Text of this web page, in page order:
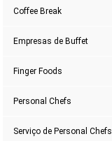
Coffee Break
Empresas de Buffet
Finger Foods
Personal Chefs
Serviço de Personal Chefs